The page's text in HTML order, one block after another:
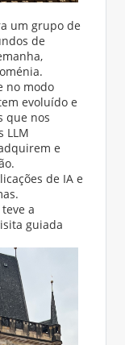
um grupo de
de
no modo
evoluído e
que nos
LLM
e
de IA e
a
guiada